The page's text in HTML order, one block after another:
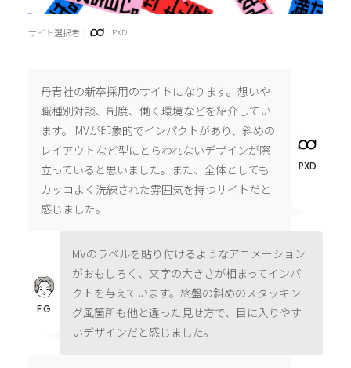
サイト選択者： PXD
丹青社の新卒採用のサイトになります。想いや
職種別対談、制度、働く環境などを紹介してい
ます。 MVが印象的でインパクトがあり、斜めの
レイアウトなど型にとらわれないデザインが際
立っていると思いました。また、全体としても
カッコよく洗練された雰囲気を持つサイトだと
感じました。
PXD
MVのラベルを貼り付けるようなアニメーション
がおもしろく、文字の大きさが相まってインパ
クトを与えています。終盤の斜めのスタッキン
グ風箇所も他と違った見せ方で、目に入りやす
いデザインだと感じました。
F.G